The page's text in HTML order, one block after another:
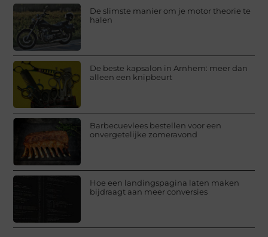
De slimste manier om je motor theorie te
halen
De beste kapsalon in Arnhem: meer dan
alleen een knipbeurt
Barbecuevlees bestellen voor een
onvergetelijke zomeravond
Hoe een landingspagina laten maken
bijdraagt aan meer conversies